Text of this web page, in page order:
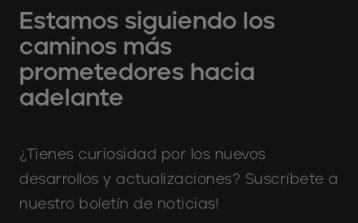
Estamos siguiendo los
caminos más
prometedores hacia
adelante
¿Tienes curiosidad por los nuevos
desarrollos y actualizaciones? Suscríbete a
nuestro boletín de noticias!